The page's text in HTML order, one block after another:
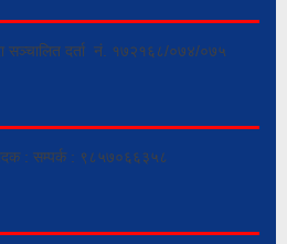
सञ्चालित दर्ता नं. १७२१६८/०७४/०७५
: सम्पर्क : ९८५७०६६३५८